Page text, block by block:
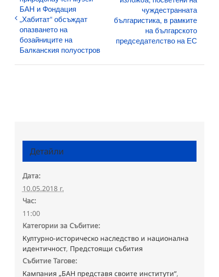
БАН и Фондация
„Хабитат“ обсъждат
опазването на
бозайниците на
Балканския полуостров
чуждестранната
българистика, в рамките
на българското
председателство на ЕС
Детайли
Дата:
10.05.2018 г.
Час:
11:00
Категории за Събитие:
Културно-историческо наследство и национална
идентичност, Предстоящи събития
Събитие Тагове:
Кампания „БАН представя своите институти“,